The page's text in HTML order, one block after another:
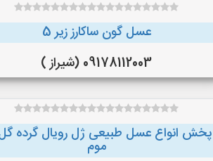
عسل گون ساکارز زیر 5
09178112003 (شیراز )
پخش انواع عسل طبیعی ژل رویال گرده
موم